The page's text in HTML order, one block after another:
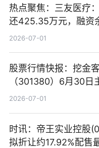
热点聚焦：三友医疗
还425.35万元，融资
元
2026-07-01
股票行情快报：挖金客
（301380）6月30日
买入385.83万元_头条
2026-07-01
时讯：帝王实业控股
拟折让约17.92%配售